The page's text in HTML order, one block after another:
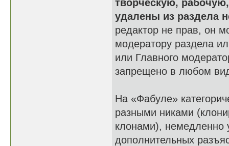
творческую,
удалены из раздела
редактор не прав, он
модератору раздела
или Главного
запрещено в любом
На «Фабуле»
разными никами
клонами), немедленно
дополнительных